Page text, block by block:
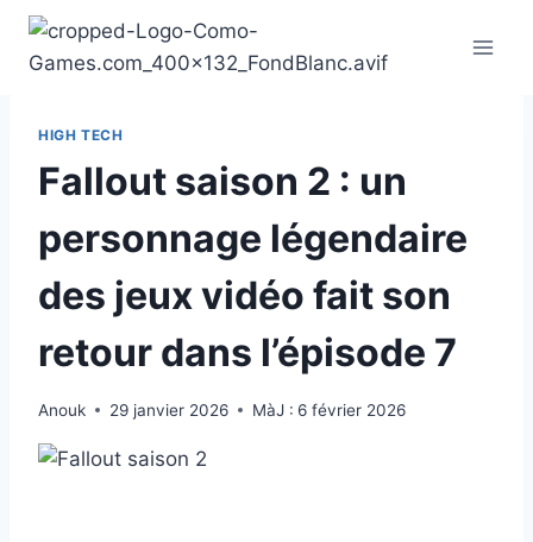
Aller
contenu
HIGH TECH
Fallout saison 2 : un
personnage légendaire
des jeux vidéo fait son
retour dans l’épisode 7
Anouk 29 janvier 2026 MàJ : 6 février 2026